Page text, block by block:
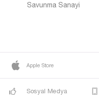
Savunma Sanayi
Apple Store
Sosyal Medya